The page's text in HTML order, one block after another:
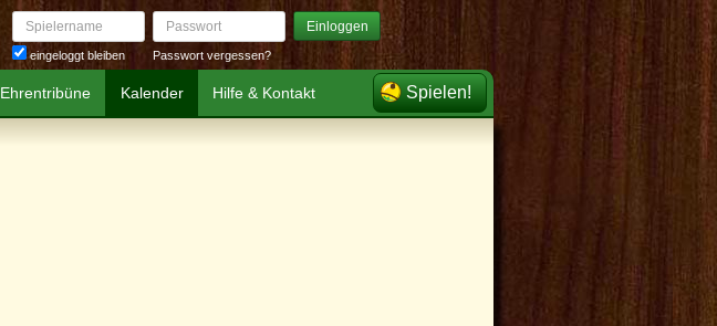
Spielername
eingeloggt bleiben
Passwort Einloggen
Passwort vergessen?
Ehrentribüne Kalender Hilfe & Kontakt Spielen!